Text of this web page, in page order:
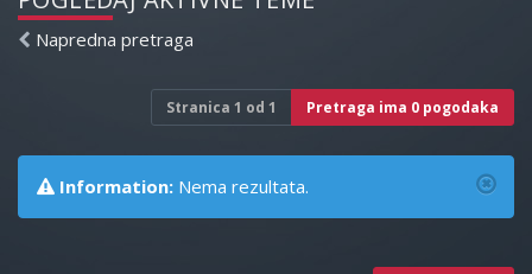
Napredna pretraga
Stranica 1 od 1 Pretraga ima 0 pogodaka
Information: Nema rezultata.